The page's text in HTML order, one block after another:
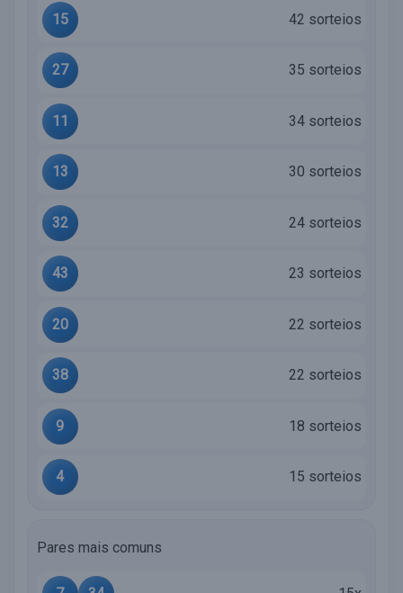
15 42 sorteios
27 35 sorteios
11 34 sorteios
13 30 sorteios
32 24 sorteios
43 23 sorteios
20 22 sorteios
38 22 sorteios
9 18 sorteios
4 15 sorteios
Pares mais comuns